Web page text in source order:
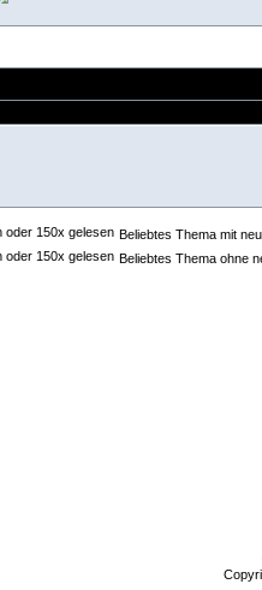
Beliebtes Thema mit
Beliebtes Thema ohne